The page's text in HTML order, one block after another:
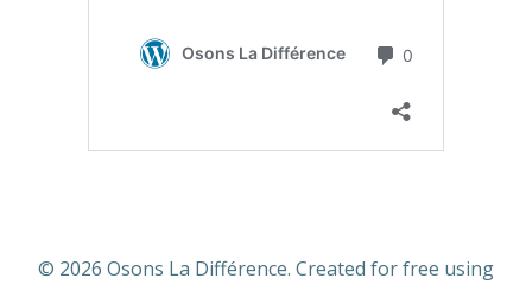
© 2026 Osons La Différence. Created for free using